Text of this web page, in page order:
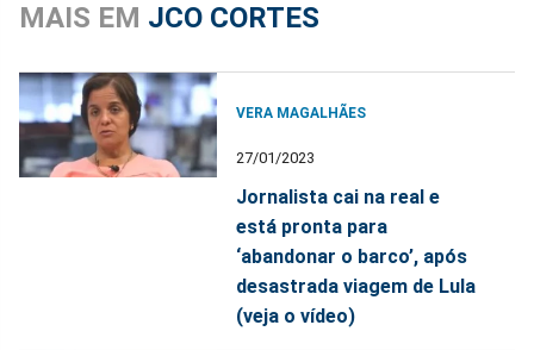
MAIS EM JCO CORTES
VERA MAGALHÃES
27/01/2023
Jornalista cai na real e
está pronta para
‘abandonar o barco’, após
desastrada viagem de Lula
(veja o vídeo)